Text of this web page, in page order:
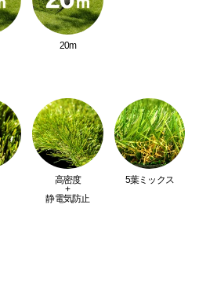
20m
高密度
+
静電気防止
5葉ミックス